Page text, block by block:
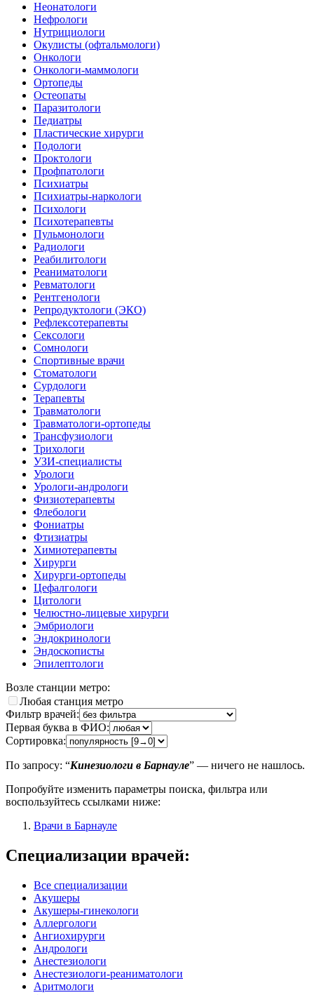
Неонатологи
Нефрологи
Нутрициологи
Окулисты (офтальмологи)
Онкологи
Онкологи-маммологи
Ортопеды
Остеопаты
Паразитологи
Педиатры
Пластические хирурги
Подологи
Проктологи
Профпатологи
Психиатры
Психиатры-наркологи
Психологи
Психотерапевты
Пульмонологи
Радиологи
Реабилитологи
Реаниматологи
Ревматологи
Рентгенологи
Репродуктологи (ЭКО)
Рефлексотерапевты
Сексологи
Сомнологи
Спортивные врачи
Стоматологи
Сурдологи
Терапевты
Травматологи
Травматологи-ортопеды
Трансфузиологи
Трихологи
УЗИ-специалисты
Урологи
Урологи-андрологи
Физиотерапевты
Флебологи
Фониатры
Фтизиатры
Химиотерапевты
Хирурги
Хирурги-ортопеды
Цефалгологи
Цитологи
Челюстно-лицевые хирурги
Эмбриологи
Эндокринологи
Эндоскописты
Эпилептологи
Возле станции метро:
Любая станция метро
Фильтр врачей:
Первая буква в ФИО:
Сортировка:
По запросу: “Кинезиологи в Барнауле” — ничего не нашлось.
Попробуйте изменить параметры поиска, фильтра или
воспользуйтесь ссылками ниже:
Врачи в Барнауле
Специализации врачей:
Все специализации
Акушеры
Акушеры-гинекологи
Аллергологи
Ангиохирурги
Андрологи
Анестезиологи
Анестезиологи-реаниматологи
Аритмологи